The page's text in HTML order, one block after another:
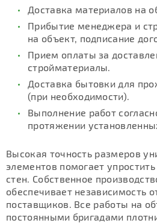
Доставка материалов на
Прибытие менеджера и
на объект, подписание
Прием оплаты за
стройматериалы.
Доставка бытовки для
(при необходимости).
Выполнение работ
протяжении
Высокая точность размеров
элементов помогает
стен. Собственное
обеспечивает независимость
поставщиков. Все работы на
постоянными бригадами